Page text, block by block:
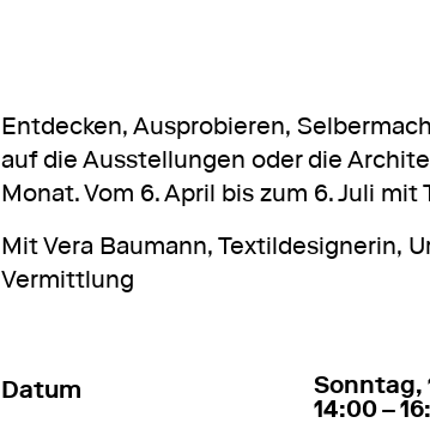
Entdecken, Ausprobieren,
auf die Ausstellungen oder die
Monat. Vom 6. April bis zum 6. Juli
Mit Vera Baumann, Textildesignerin,
Vermittlung
Datum 11. Mai
Sonntag,
14:00 –